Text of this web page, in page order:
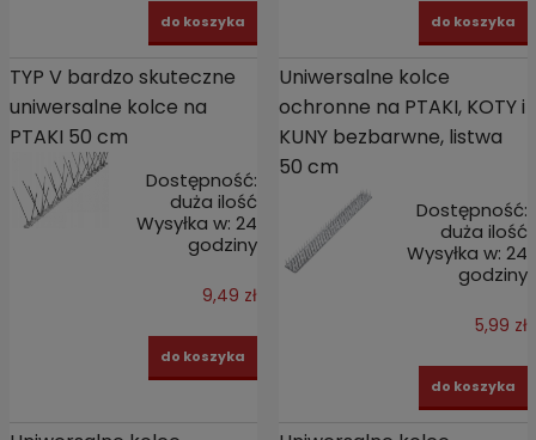
do koszyka do koszyka
TYP V bardzo skuteczne
uniwersalne kolce na
PTAKI 50 cm
Dostępność:
duża ilość
Wysyłka w: 24
godziny
9,49 zł
do koszyka
Uniwersalne kolce
ochronne na PTAKI, KOTY i
KUNY bezbarwne, listwa
50 cm
Dostępność:
duża ilość
Wysyłka w: 24
godziny
5,99 zł
do koszyka